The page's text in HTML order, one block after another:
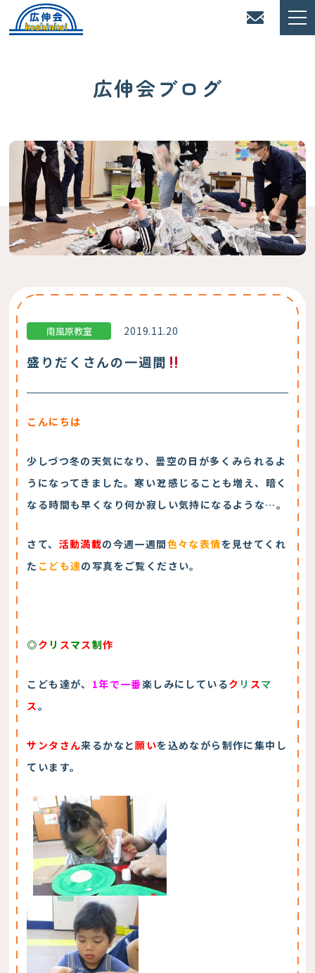
広伸会ブログ
南風原教室 2019.11.20
盛りだくさんの一週間
こんにちは
少しづつ冬の天気になり、曇空の日が多くみられるよ
うになってきました。寒い⁇と感じることも増え、暗く
なる時間も早くなり何か寂しい気持になるような…。
さて、 活動満載の今週一週間色々な表情を見せてくれ
た こども達の写真をご覧ください。
◎ク リ スマス制作
こども達が、 1年で一番楽しみにしているク リ スマ
ス。
サンタさん来るかなと願いを込めながら制作に集中し
ています。